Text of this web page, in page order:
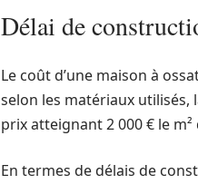
Délai de
Le coût d’une maison à
selon les matériaux
prix atteignant 2 000 € le
En termes de délais de